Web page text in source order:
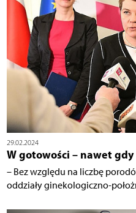
29.02.2024
W gotowości – nawet
– Bez względu na liczbę
oddziały ginekologiczno-